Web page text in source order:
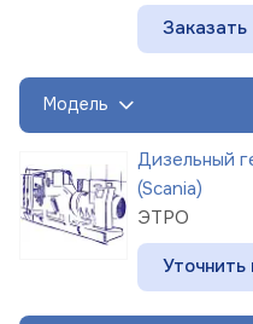
Заказать
Модель
Дизельный
(Scania)
ЭТРО
Уточнить